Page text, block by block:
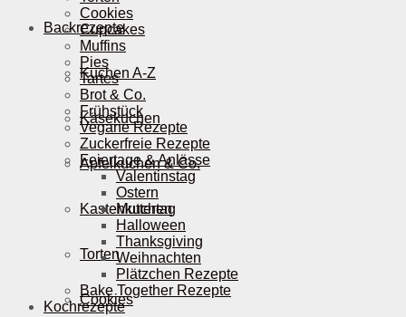
Backrezepte
Kuchen A-Z
Käsekuchen
Apfelkuchen & Co.
Kastenkuchen
Torten
Cookies
Cookies
Cupcakes
Muffins
Pies
Tartes
Brot & Co.
Frühstück
Vegane Rezepte
Zuckerfreie Rezepte
Feiertage & Anlässe
Valentinstag
Ostern
Muttertag
Halloween
Thanksgiving
Weihnachten
Plätzchen Rezepte
Bake Together Rezepte
Kochrezepte